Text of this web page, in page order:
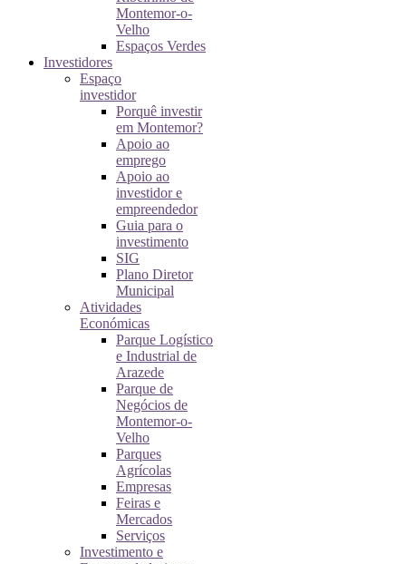
Montemor-o-
Velho
Espaços Verdes
Investidores
Espaço
investidor
Porquê investir
em Montemor?
Apoio ao
emprego
Apoio ao
investidor e
empreendedor
Guia para o
investimento
SIG
Plano Diretor
Municipal
Atividades
Económicas
Parque Logístico
e Industrial de
Arazede
Parque de
Negócios de
Montemor-o-
Velho
Parques
Agrícolas
Empresas
Feiras e
Mercados
Serviços
Investimento e